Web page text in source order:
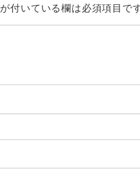
が付いている欄は必須項目で